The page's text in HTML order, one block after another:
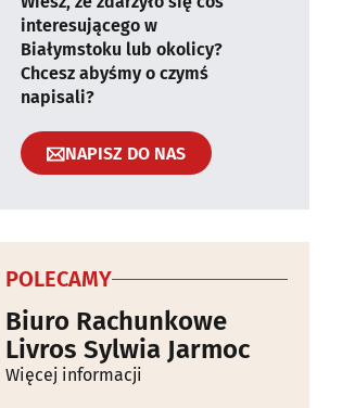
interesującego w
Białymstoku lub okolicy?
Chcesz abyśmy o czymś
napisali?
NAPISZ DO NAS
POLECAMY
Biuro Rachunkowe
Livros Sylwia Jarmoc
Więcej informacji